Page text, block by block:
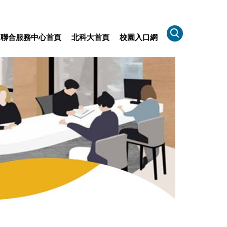
聯合服務中心首頁 北科大首頁 校園入口網